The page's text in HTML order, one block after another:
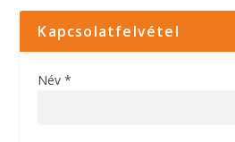
Kapcsolatfelvétel
Név *